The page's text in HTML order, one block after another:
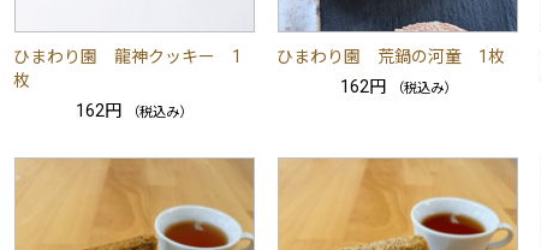
ひまわり園 龍神クッキー 1
枚
162円
（税込み）
ひまわり園 荒鍋の河童 1枚
162円
（税込み）